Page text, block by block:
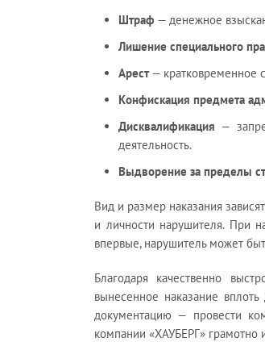
Штраф — денежное
Лишение специального
Арест— кратковременное
Конфискация предмета
Дисквалификация —
деятельность.
Выдворение за пределы
Вид и размер наказания
и личности нарушителя. При
впервые, нарушитель может
Благодаря качественно
вынесенное наказание
документацию — провести
компании «ХАУБЕРГ»